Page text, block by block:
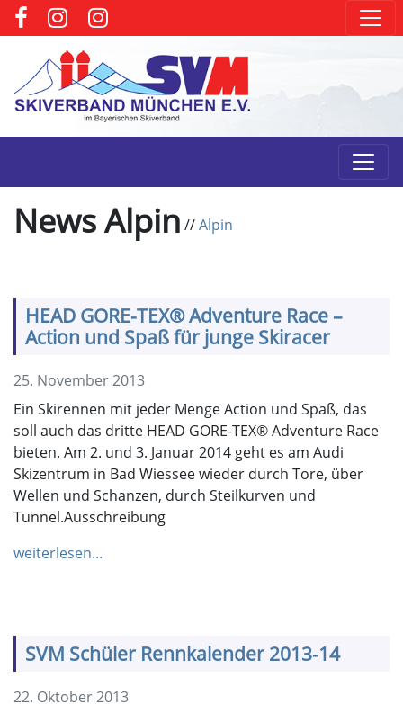
News Alpin //Alpin
HEAD GORE-TEX® Adventure Race –
Action und Spaß für junge Skiracer
25. November 2013
Ein Skirennen mit jeder Menge Action und Spaß, das
soll auch das dritte HEAD GORE-TEX® Adventure Race
bieten. Am 2. und 3. Januar 2014 geht es am Audi
Skizentrum in Bad Wiessee wieder durch Tore, über
Wellen und Schanzen, durch Steilkurven und
Tunnel.Ausschreibung
weiterlesen...
SVM Schüler Rennkalender 2013-14
22. Oktober 2013